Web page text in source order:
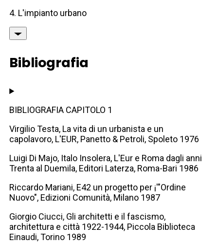
4. L'impianto urbano
Bibliografia
BIBLIOGRAFIA CAPITOLO 1
Virgilio Testa, La vita di un urbanista e un
capolavoro, L'EUR, Panetto & Petroli, Spoleto 1976
Luigi Di Majo, Italo Insolera, L'Eur e Roma dagli anni
Trenta al Duemila, Editori Laterza, Roma-Bari 1986
Riccardo Mariani, E42 un progetto per ¡'"Ordine
Nuovo", Edizioni Comunità, Milano 1987
Giorgio Ciucci, Gli architetti e il fascismo,
architettura e città 1922-1944, Piccola Biblioteca
Einaudi, Torino 1989